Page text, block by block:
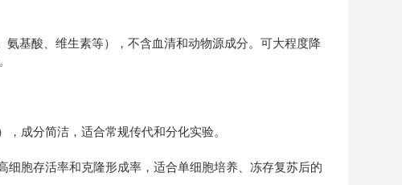
基酸、维生素等），不含血清和动物源成分。可大程度降
成分简洁，适合常规传代和分化实验。
胞存活率和克隆形成率，适合单细胞培养、冻存复苏后的